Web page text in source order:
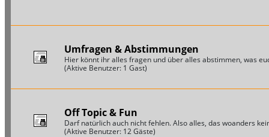
Umfragen & Abstimmungen
Hier könnt ihr alles fragen und über alles abstimmen, was
(Aktive Benutzer: 1 Gast)
Off Topic & Fun
Darf natürlich auch nicht fehlen. Also alles, das woanders
(Aktive Benutzer: 12 Gäste)